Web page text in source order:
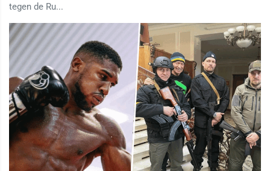
tegen de Ru...